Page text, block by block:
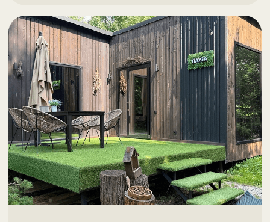
где расположены — стол со скамейками,
а также чайник, чай, питьевая вода, горячий
душ, туалет.
СТОИМОСТЬ: 1900 руб. / 1 час
вместимость до 6 человек
минимальное время для
бронирования — 2 часа
*Баню можно арендовать без
проживания в доме